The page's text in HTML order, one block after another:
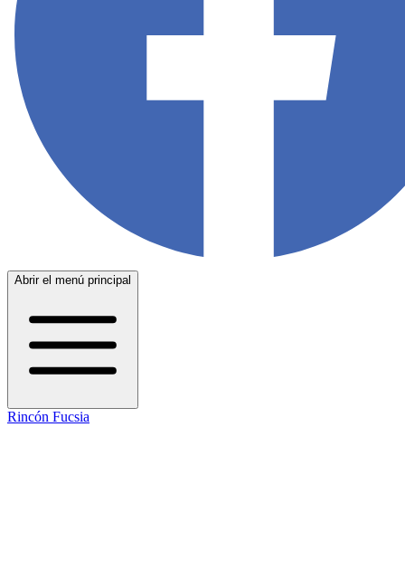
Abrir el menú principal
Rincón Fucsia